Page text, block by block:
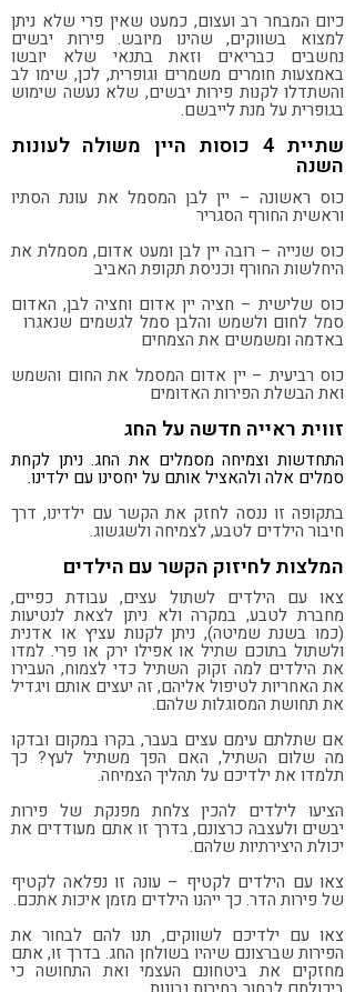
כיום המבחר רב ועצום, כמעט שאין פרי שלא ניתן
למצוא בשווקים, שהינו מיובש. פירות יבשים
נחשבים כבריאים וזאת בתנאי שלא יובשו
באמצעות חומרים משמרים וגופרית, לכן, שימו לב
והשתדלו לקנות פירות יבשים, שלא נעשה שימוש
בגופרית על מנת לייבשם.
שתיית 4 כוסות היין משולה לעונות
השנה
כוס ראשונה – יין לבן המסמל את עונת הסתיו
וראשית החורף הסגריר
כוס שנייה – רובה יין לבן ומעט אדום, מסמלת את
היחלשות החורף וכניסת תקופת האביב
כוס שלישית – חציה יין אדום וחציה לבן, האדום
סמל לחום ולשמש והלבן סמל לגשמים שנאגרו
באדמה ומשמשים את הצמחים
כוס רביעית – יין אדום המסמל את החום והשמש
ואת הבשלת הפירות האדומים
זווית ראייה חדשה על החג
התחדשות וצמיחה מסמלים את החג. ניתן לקחת
סמלים אלה ולהאציל אותם על יחסינו עם ילדינו.
בתקופה זו ננסה לחזק את הקשר עם ילדינו, דרך
חיבור הילדים לטבע, לצמיחה ולשגשוג.
המלצות לחיזוק הקשר עם הילדים
צאו עם הילדים לשתול עצים, עבודת כפיים,
מחברת לטבע, במקרה ולא ניתן לצאת לנטיעות
(כמו בשנת שמיטה), ניתן לקנות עציץ או אדנית
ולשתול בתוכם שתיל או אפילו ירק או פרי. למדו
את הילדים למה זקוק השתיל כדי לצמוח, העבירו
את האחריות לטיפול אליהם, זה יעצים אותם ויגדיל
את תחושת המסוגלות שלהם.
אם שתלתם עימם עצים בעבר, בקרו במקום ובדקו
מה שלום השתיל, האם הפך משתיל לעץ? כך
תלמדו את ילדיכם על תהליך הצמיחה.
הציעו לילדים להכין צלחת מפנקת של פירות
יבשים ולעצבה כרצונם, בדרך זו אתם מעודדים את
יכולת היצירתיות שלהם.
צאו עם הילדים לקטיף – עונה זו נפלאה לקטיף
של פירות הדר. כך ייהנו הילדים מזמן איכות אתכם.
צאו עם ילדיכם לשווקים, תנו להם לבחור את
הפירות שברצונם שיהיו בשולחן החג. בדרך זו, אתם
מחזקים את ביטחונם העצמי ואת התחושה כי